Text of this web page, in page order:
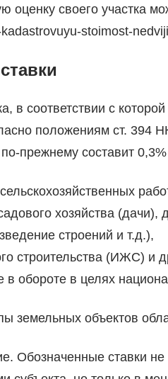
оценку своего участка
stoimost-
в соответствии с
положениям ст. 394
прежнему составит
хозяйства (дачи),
строений и т.д.),
строительства (ИЖС) и
в обороте в целях
земельных объектов
Обозначенные ставки